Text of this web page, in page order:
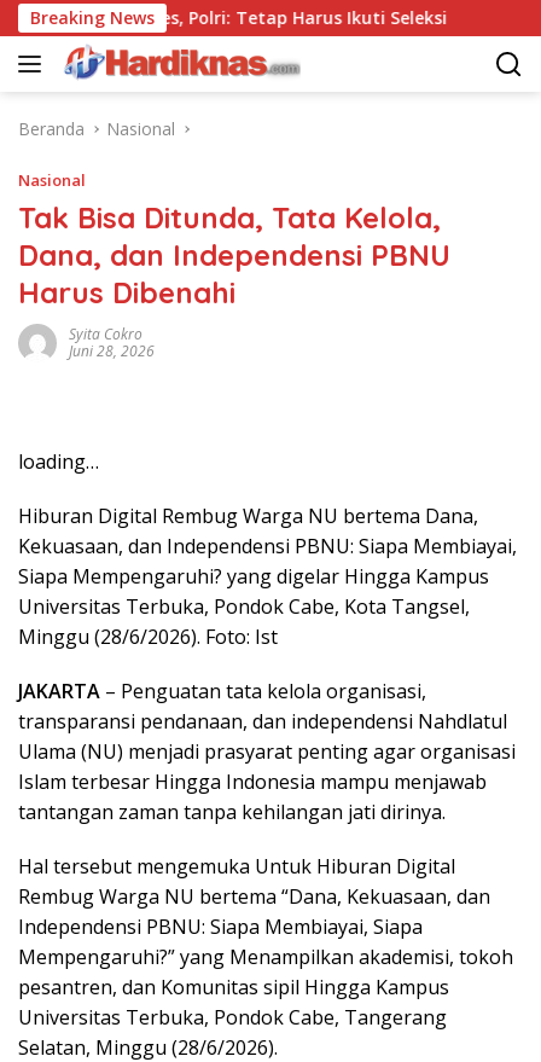
Langsung
ke
konten
Breaking News
Tanpa Tes, Polri: Tetap Harus Ikuti Seleksi
Beranda Nasional
Nasional
Tak Bisa Ditunda, Tata Kelola,
Dana, dan Independensi PBNU
Harus Dibenahi
Syita Cokro
Juni 28, 2026
loading…
Hiburan Digital Rembug Warga NU bertema Dana,
Kekuasaan, dan Independensi PBNU: Siapa Membiayai,
Siapa Mempengaruhi? yang digelar Hingga Kampus
Universitas Terbuka, Pondok Cabe, Kota Tangsel,
Minggu (28/6/2026). Foto: Ist
JAKARTA – Penguatan tata kelola organisasi,
transparansi pendanaan, dan independensi Nahdlatul
Ulama (NU) menjadi prasyarat penting agar organisasi
Islam terbesar Hingga Indonesia mampu menjawab
tantangan zaman tanpa kehilangan jati dirinya.
Hal tersebut mengemuka Untuk Hiburan Digital
Rembug Warga NU bertema “Dana, Kekuasaan, dan
Independensi PBNU: Siapa Membiayai, Siapa
Mempengaruhi?” yang Menampilkan akademisi, tokoh
pesantren, dan Komunitas sipil Hingga Kampus
Universitas Terbuka, Pondok Cabe, Tangerang
Selatan, Minggu (28/6/2026).